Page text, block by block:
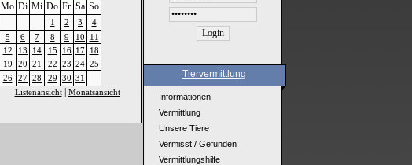
Mo Di Mi Do Fr Sa So
1 2 3
4
5
6 7 8 9 10
11
12
13 14 15 16 17 18
19
20 21 22 23 24 25
26
27 28 29 30 31
Listenansicht| Monatsansicht
Tiervermittlung
Informationen
Vermittlung
Unsere Tiere
Vermisst / Gefunden
Vermittlungshilfe